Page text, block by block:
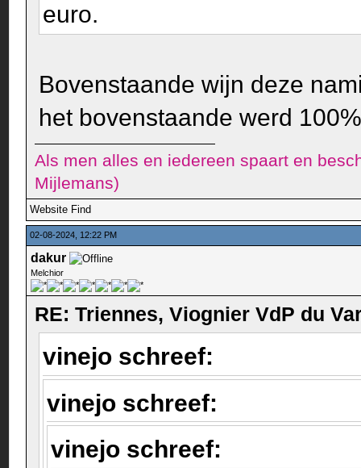
euro.
Bovenstaande wijn deze
het bovenstaande werd
Als men alles en iedereen spaart en
Mijlemans)
Website Find
02-08-2024, 12:22 PM
dakur
Melchior
RE: Triennes, Viognier VdP du
vinejo schreef:
vinejo schreef:
vinejo schreef: